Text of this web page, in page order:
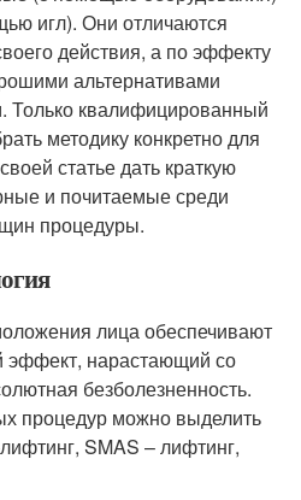
игл). Они отличаются
действия, а по эффекту
альтернативами
Только квалифицированный
методику конкретно для
статье дать краткую
и почитаемые среди
процедуры.
лица обеспечивают
нарастающий со
безболезненность.
процедур можно выделить
SMAS – лифтинг,